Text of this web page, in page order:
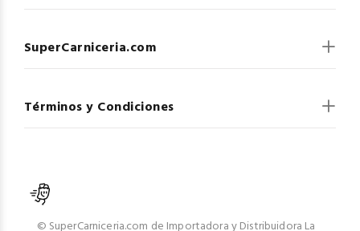
SuperCarniceria.com
Términos y Condiciones
© SuperCarniceria.com de Importadora y Distribuidora La